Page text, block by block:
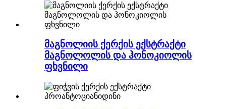
მაგნოლიის ქერქის ექსტრაქტი
მაგნოლოლის და ჰონოკიოლის
ფხვნილი